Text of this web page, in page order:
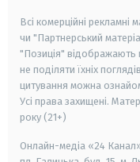
Всі комерційні рекламні
чи "Партнерський
"Позиція" відображають
не поділяти їхніх
цитування можна
Усі права захищені.
року (21+)
Онлайн-медіа «24